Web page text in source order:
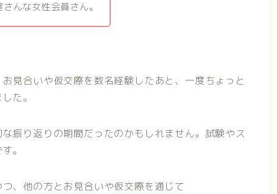
んな女性会員さん。
見合いや仮交際を数名経験したあと、一度ちょっと
た。
振り返りの期間だったのかもしれません。試験やス
。
、他の方とお見合いや仮交際を通じて